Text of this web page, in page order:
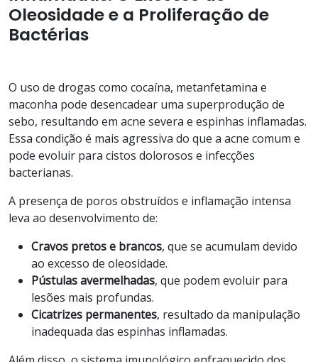
Oleosidade e a Proliferação de
Bactérias
O uso de drogas como cocaína, metanfetamina e
maconha pode desencadear uma superprodução de
sebo, resultando em acne severa e espinhas inflamadas.
Essa condição é mais agressiva do que a acne comum e
pode evoluir para cistos dolorosos e infecções
bacterianas.
A presença de poros obstruídos e inflamação intensa
leva ao desenvolvimento de:
Cravos pretos e brancos, que se acumulam devido
ao excesso de oleosidade.
Pústulas avermelhadas, que podem evoluir para
lesões mais profundas.
Cicatrizes permanentes, resultado da manipulação
inadequada das espinhas inflamadas.